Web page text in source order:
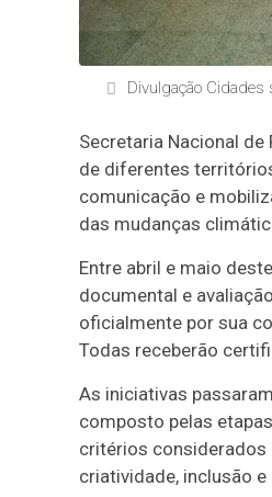
Divulgação Cidades
Secretaria Nacional
de diferentes
comunicação e
das mudanças
Entre abril e maio
documental e
oficialmente por sua
Todas receberão
As iniciativas
composto pelas
critérios considerados
criatividade, inclusão